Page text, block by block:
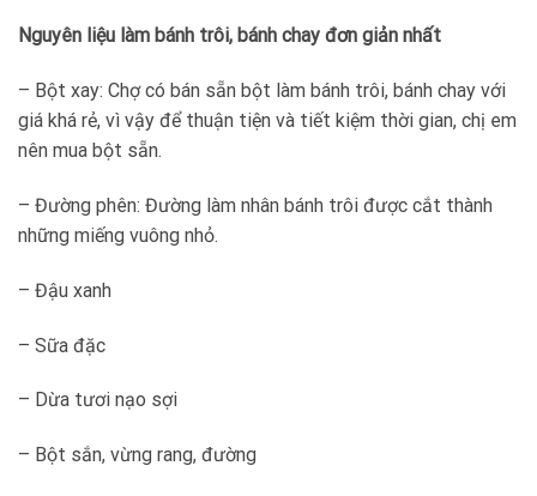
Nguyên liệu làm bánh trôi, bánh chay đơn giản nhất
– Bột xay: Chợ có bán sẵn bột làm bánh trôi, bánh chay với
giá khá rẻ, vì vậy để thuận tiện và tiết kiệm thời gian, chị em
nên mua bột sẵn.
– Đường phên: Đường làm nhân bánh trôi được cắt thành
những miếng vuông nhỏ.
– Đậu xanh
– Sữa đặc
– Dừa tươi nạo sợi
– Bột sắn, vừng rang, đường